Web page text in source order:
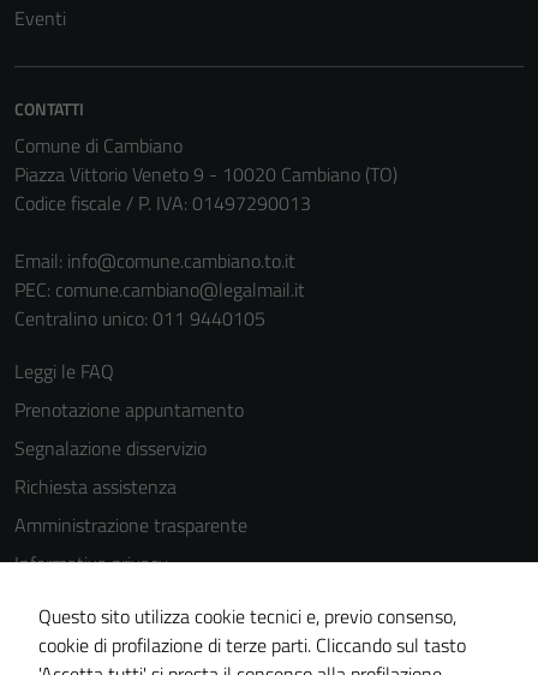
Eventi
CONTATTI
Comune di Cambiano
Piazza Vittorio Veneto 9 - 10020 Cambiano (TO)
Codice fiscale / P. IVA: 01497290013
Email: info@comune.cambiano.to.it
PEC: comune.cambiano@legalmail.it
Centralino unico: 011 9440105
Leggi le FAQ
Prenotazione appuntamento
Segnalazione disservizio
Richiesta assistenza
Amministrazione trasparente
Informativa privacy
Cookie Policy
Note legali
Questo sito utilizza cookie tecnici e, previo consenso,
cookie di profilazione di terze parti. Cliccando sul tasto